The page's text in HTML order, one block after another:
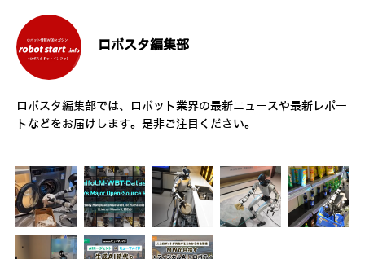
ロボスタ編集部
ロボスタ編集部では、ロボット業界の最新ニュースや最新レポー
トなどをお届けします。是非ご注目ください。